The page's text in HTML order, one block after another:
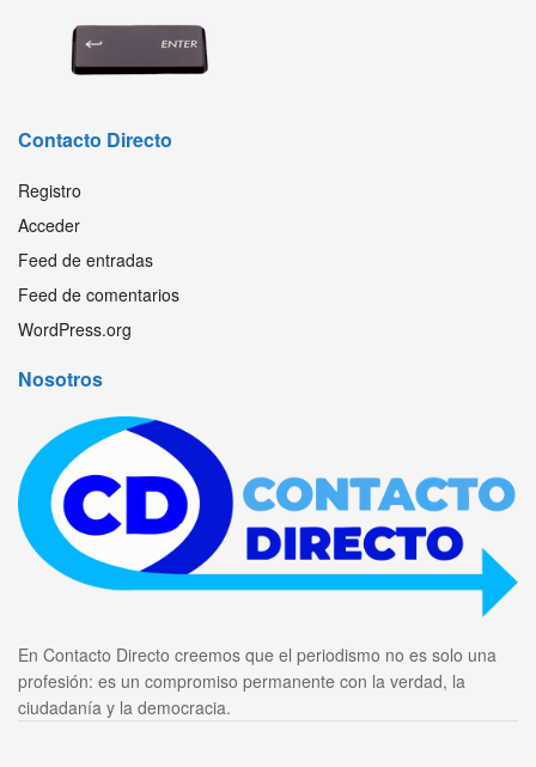
Contacto Directo
Registro
Acceder
Feed de entradas
Feed de comentarios
WordPress.org
Nosotros
En Contacto Directo creemos que el periodismo no es solo una
profesión: es un compromiso permanente con la verdad, la
ciudadanía y la democracia.